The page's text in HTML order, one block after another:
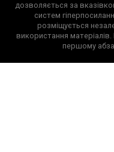
дозволяється за
систем
розміщується
використання
першому